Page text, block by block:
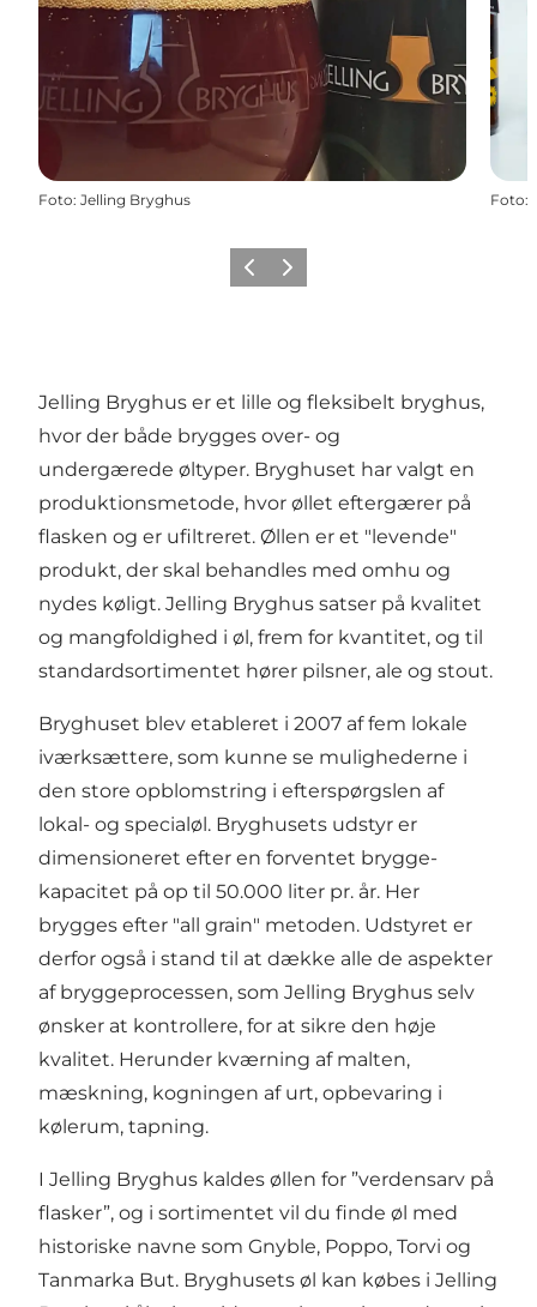
Foto: Jelling Bryghus Foto:
ForrigeNæste
Jelling Bryghus er et lille og fleksibelt bryghus,
hvor der både brygges over- og
undergærede øltyper. Bryghuset har valgt en
produktionsmetode, hvor øllet eftergærer på
flasken og er ufiltreret. Øllen er et "levende"
produkt, der skal behandles med omhu og
nydes køligt. Jelling Bryghus satser på kvalitet
og mangfoldighed i øl, frem for kvantitet, og til
standardsortimentet hører pilsner, ale og stout.
Bryghuset blev etableret i 2007 af fem lokale
iværksættere, som kunne se mulighederne i
den store opblomstring i efterspørgslen af
lokal- og specialøl. Bryghusets udstyr er
dimensioneret efter en forventet brygge-
kapacitet på op til 50.000 liter pr. år. Her
brygges efter "all grain" metoden. Udstyret er
derfor også i stand til at dække alle de aspekter
af bryggeprocessen, som Jelling Bryghus selv
ønsker at kontrollere, for at sikre den høje
kvalitet. Herunder kværning af malten,
mæskning, kogningen af urt, opbevaring i
kølerum, tapning.
I Jelling Bryghus kaldes øllen for ”verdensarv på
flasker”, og i sortimentet vil du finde øl med
historiske navne som Gnyble, Poppo, Torvi og
Tanmarka But. Bryghusets øl kan købes i Jelling